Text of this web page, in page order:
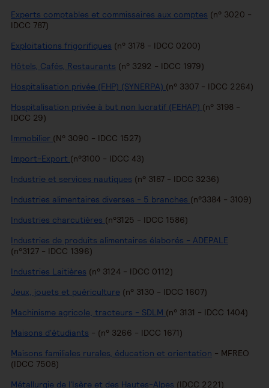
Experts comptables et commissaires aux comptes (n° 3020 -
IDCC 787)
Exploitations frigorifiques (n° 3178 - IDCC 0200)
Hôtels, Cafés, Restaurants (n° 3292 - IDCC 1979)
Hospitalisation privée (FHP) (SYNERPA) (n° 3307 - IDCC 2264)
Hospitalisation privée à but non lucratif (FEHAP) (n° 3198 -
IDCC 29)
Immobilier (N° 3090 - IDCC 1527)
Import-Export (n°3100 - IDCC 43)
Industrie et services nautiques (n° 3187 - IDCC 3236)
Industries alimentaires diverses - 5 branches (n°3384 - 3109)
Industries charcutières (n°3125 - IDCC 1586)
Industries de produits alimentaires élaborés - ADEPALE
(n°3127 - IDCC 1396)
Industries Laitières (n° 3124 - IDCC 0112)
Jeux, jouets et puériculture (n° 3130 - IDCC 1607)
Machinisme agricole, tracteurs - SDLM (n° 3131 - IDCC 1404)
Maisons d'étudiants - (n° 3266 - IDCC 1671)
Maisons familiales rurales, éducation et orientation - MFREO
(IDCC 7508)
Métallurgie de l'Isère et des Hautes-Alpes (IDCC 2221)